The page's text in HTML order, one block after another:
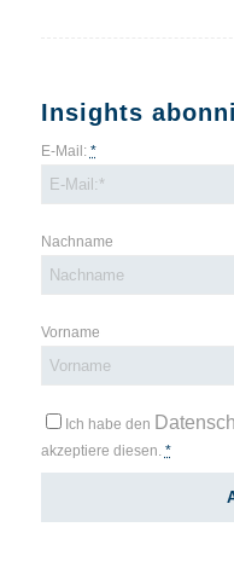
Insights
E-Mail: *
Nachname
Vorname
Ich habe den
akzeptiere diesen. *